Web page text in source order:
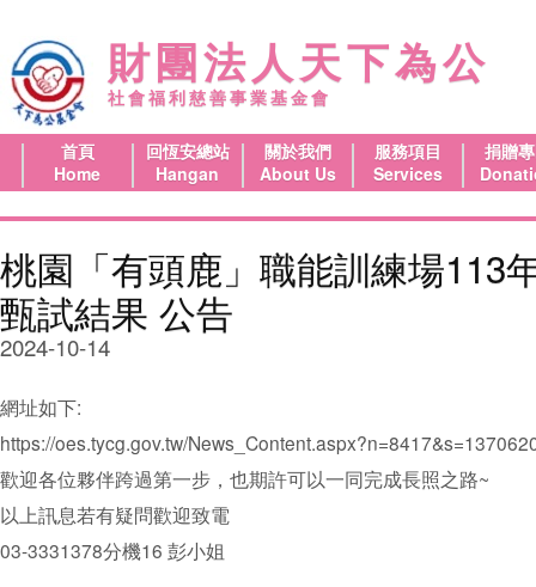
財團法人天下為公
社會福利慈善事業基金會
首頁
Home
回恆安總站
Hangan
關於我們
About Us
服務項目
Services
捐贈
桃園「有頭鹿」職能訓練場113
甄試結果 公告
2024-10-14
網址如下:
https://oes.tycg.gov.tw/
歡迎各位夥伴跨過第一步，也期許可以一同完成長照之路~
以上訊息若有疑問歡迎致電
03-3331378分機16 彭小姐